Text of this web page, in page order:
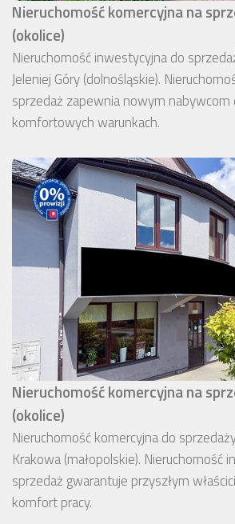
Nieruchomość komercyjna na
(okolice)
Nieruchomość inwestycyjna do
Jeleniej Góry (dolnośląskie).
sprzedaż zapewnia nowym
komfortowych warunkach.
Nieruchomość komercyjna na
(okolice)
Nieruchomość komercyjna do
Krakowa (małopolskie). Nieruchomość
sprzedaż gwarantuje przyszłym
komfort pracy.